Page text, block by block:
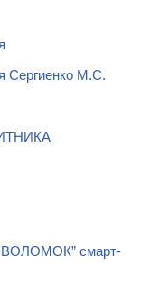
Сергиенко М.С.
смарт-